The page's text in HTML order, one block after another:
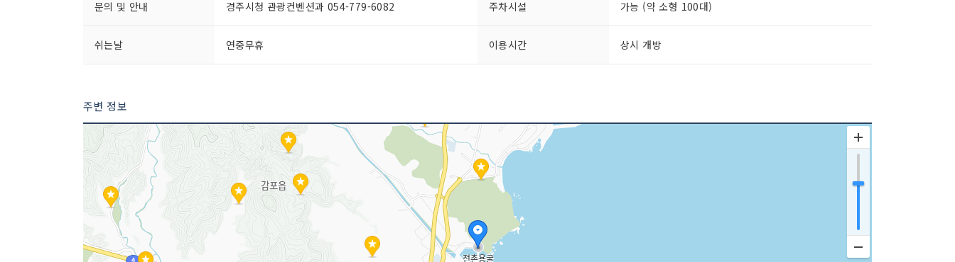
문의 및 안내 경주시청 관광컨벤션과 054-779-6082 주차시설 가능 (약 소형 100대)
쉬는날 연중무휴 이용시간 상시 개방
주변 정보